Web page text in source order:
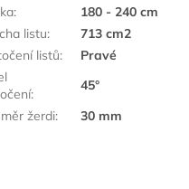
:
180 - 240 cm
listu:
713 cm2
listů:
Pravé
:
45°
žerdi: 30 mm